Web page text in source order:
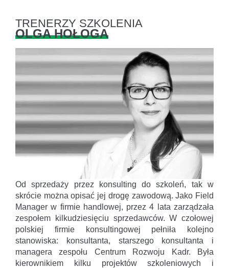
TRENERZY SZKOLENIA
OLGA HOŁOGA
Od sprzedaży przez konsulting do szkoleń, tak w
skrócie można opisać jej drogę zawodową. Jako Field
Manager w firmie handlowej, przez 4 lata zarządzała
zespołem kilkudziesięciu sprzedawców. W czołowej
polskiej firmie konsultingowej pełniła kolejno
stanowiska: konsultanta, starszego konsultanta i
managera zespołu Centrum Rozwoju Kadr. Była
kierownikiem kilku projektów szkoleniowych i